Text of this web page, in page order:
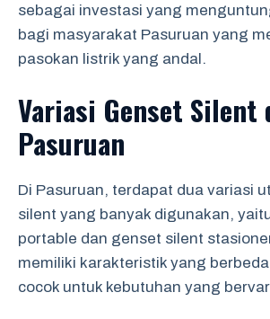
sebagai investasi yang
bagi masyarakat Pasuruan yang
pasokan listrik yang andal.
Variasi Genset Silent
Pasuruan
Di Pasuruan, terdapat dua variasi
silent yang banyak digunakan,
portable dan genset silent
memiliki karakteristik yang
cocok untuk kebutuhan yang